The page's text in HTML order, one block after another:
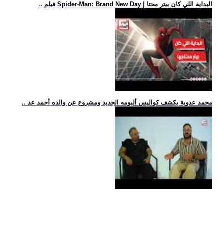
.. فيلم Spider-Man: Brand New Day | البداية اللي كان بيتر محتا
.. محمد عدوية يكشف كواليس ألبومه الجديد ومشروع عن والده أحمد عد